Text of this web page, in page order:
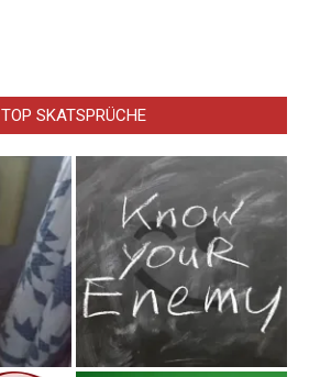
TOP SKATSPRÜCHE